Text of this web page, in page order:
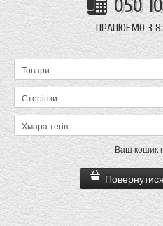
050
ПРАЦЮЕМО З
Ваш кошик